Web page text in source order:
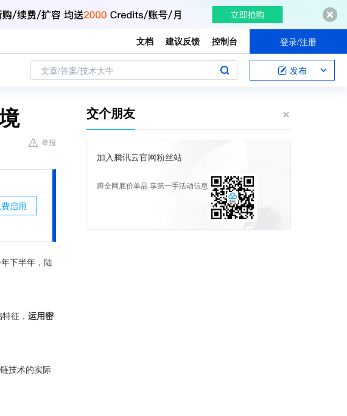
文档 建议反馈 控制台 登录/注册
文章/答案/技术大牛 发布
举报
启用
下半年，陆
征， 运用密
技术的实际
交个朋友
加入腾讯云官网粉丝站
蹲全网底价单品 享第一手活动信息